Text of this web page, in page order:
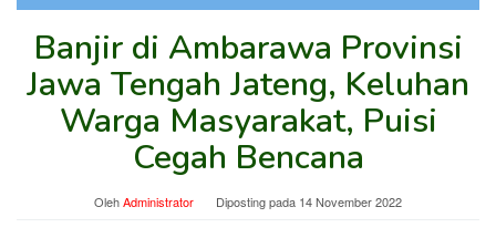
Banjir di Ambarawa Provinsi
Jawa Tengah Jateng, Keluhan
Warga Masyarakat, Puisi
Cegah Bencana
OlehAdministrator Diposting pada 14 November 2022